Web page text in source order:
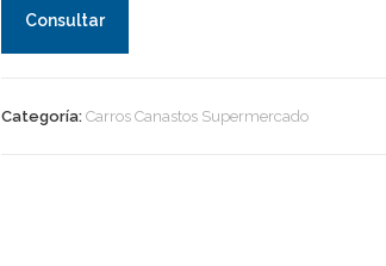
Consultar
Categoría: Carros Canastos Supermercado